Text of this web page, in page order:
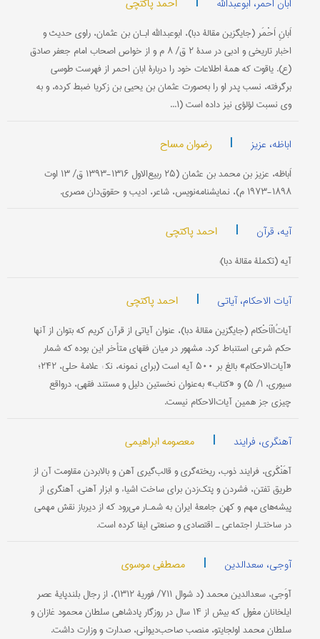
ابان احمر، ابوعبدالله
اَبانِ اَحْمَر (جایگزین مقالۀ دبا)، ابوعبدالله ابـان بن عثمان، راوی حدیث و
اخبار تاریخی و ادبی در سدۀ ۲‌ ق/ ۸‌ م و از خواص اصحاب امام جعفر صادق
(ع). یاقوت که همۀ اطلاعات خود را دربارۀ ابان احمر از فهرست‌ طوسی
برگرفته، نسب پدر او را به‌‌صورت عثمان بن یحیی بن زکریا ضبط‌ کرده، و به‌
وی نسبت لؤلؤی نیز داده است (۱...
اباظه، عزیز | رضوان مساح
اَباظه، عزیز بن محمد بن عثمان (۲۵ ربیع‌الاول ۱۳۱۶-۱۳۹۳ ق/ ۱۳ اوت
۱۸۹۸-۱۹۷۳ م)، نمایشنامه‌نویس، شاعر، ادیب و حقوق‌دان مصری.
آیه، قرآن | احمد پاکتچی
آيه (تکملۀ مقالۀ دبا):
آیات الاحکام، آیاتی | احمد پاکتچی
آیاتُ‌الْاَحْکام (جایگزین مقالۀ دبا)، عنوان آیاتی از قرآن کریم که بتوان از آنها
حکم شرعی استنباط کرد. مشهور در میان فقهای متأخر این بوده که شمار
«آیات‌الاحکام» بالغ بر ۵۰۰ آیه است (برای نمونه، نک‍ : علامۀ حلی، ۲۴۲؛
سیوری، ۱/ ۵) و «کتاب» به‌عنوان نخستین دلیل و مستند فقهی، درواقع
چیزی جز همین آیات‌الاحکام نیست.
آهنگری، فرایند | معصومه ابراهیمی
آهَنْگَری، فرایند ذوب، ریخته‌گری و قالب‌گیری آهن و بالابردن مقاومت آن از
طریق تفتن، فشردن و پتک‌زدن برای ساخت اشیاء و ابزار آهنی. آهنگری از
پیشه‌های مهم و کهن جامعۀ ایران به شمـار می‌رود که از دیرباز نقش مهمی
در ساختـار اجتماعی ـ اقتصادی و صنعتی ایفا کرده است.
آوجی، سعدالدین | مصطفی موسوی
آوَجی، سعدالدین محمد (د شوال ۷۱۱/ فوریۀ ۱۳۱۲)، از رجال بلندپایۀ عصر
ایلخانان مغول که بیش از ۱۴ سال در روزگار پادشاهی سلطان محمود غازان و
سلطان محمد اولجایتو، منصب صاحب‌دیوانی، صدارت و وزارت داشت.